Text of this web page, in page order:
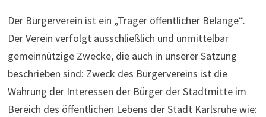
Der Bürgerverein ist ein „Träger öffentlicher Belange“.
Der Verein verfolgt ausschließlich und unmittelbar
gemeinnützige Zwecke, die auch in unserer Satzung
beschrieben sind: Zweck des Bürgervereins ist die
Wahrung der Interessen der Bürger der Stadtmitte im
Bereich des öffentlichen Lebens der Stadt Karlsruhe wie: